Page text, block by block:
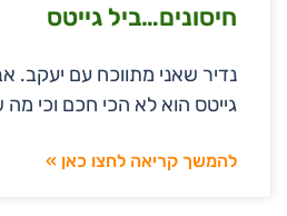
חיסונים…ביל גייטס
נדיר שאני מתווכח עם יעקב.
גייטס הוא לא הכי חכם וכי מה
להמשך קריאה לחצו כאן »